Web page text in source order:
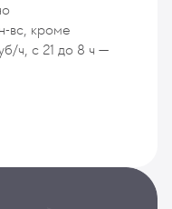
вс, кроме
ч, с 21 до 8 ч —